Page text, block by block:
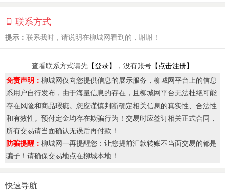
联系方式
提示： 联系我时，请说明在柳城网看到的，谢谢！
查看联系方式请先 【登录】 ，没有账号 【点击注册】
免责声明： 柳城网仅向您提供信息的展示服务，柳城网平台上的信息
系用户自行发布，由于海量信息的存在，且柳城网平台无法杜绝可能
存在风险和商品瑕疵。您应谨慎判断确定相关信息的真实性、合法性
和有效性。预付定金均存在欺骗行为！交易时应签订相关正式合同，
所有交易请当面确认无误后再付款！
防骗提醒： 柳城网一再提醒您：让您提前汇款转账不当面交易的都是
骗子！请确保交易地点在柳城本地！
快速导航